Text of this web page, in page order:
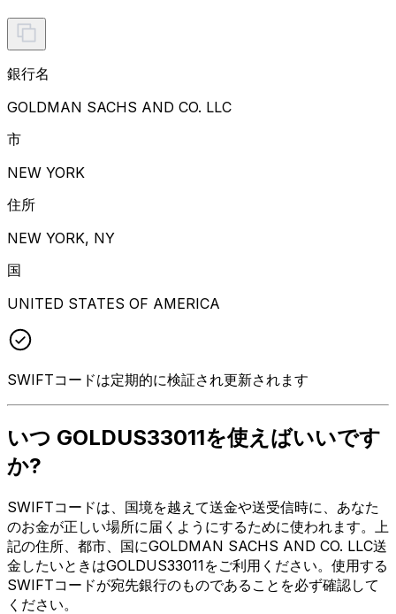
銀行名
GOLDMAN SACHS AND CO. LLC
市
NEW YORK
住所
NEW YORK, NY
国
UNITED STATES OF AMERICA
SWIFTコードは定期的に検証され更新されます
いつ GOLDUS33011を使えばいいです
か?
SWIFTコードは、国境を越えて送金や送受信時に、あなた
のお金が正しい場所に届くようにするために使われます。上
記の住所、都市、国にGOLDMAN SACHS AND CO. LLC送
金したいときはGOLDUS33011をご利用ください。使用する
SWIFTコードが宛先銀行のものであることを必ず確認して
ください。